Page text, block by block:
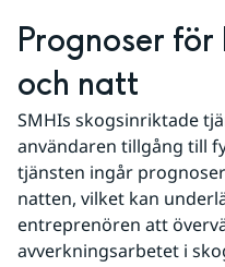
Prognoser
och natt
SMHIs skogsinriktade
användaren tillgång till
tjänsten ingår
natten, vilket kan
entreprenören att
avverkningsarbetet i